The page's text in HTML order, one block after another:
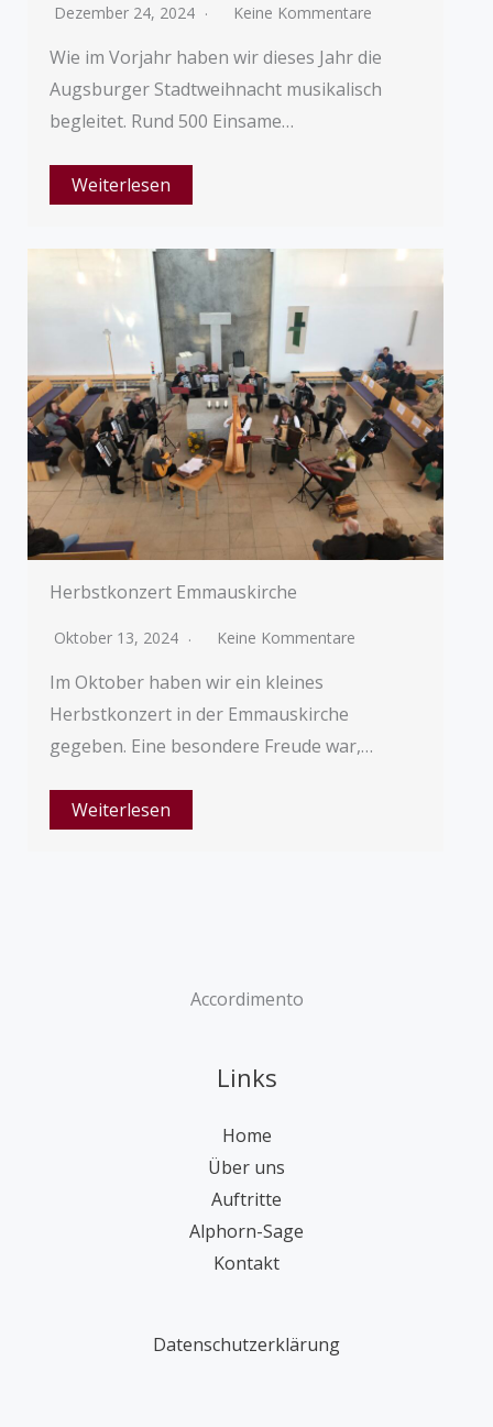
Dezember 24, 2024 Keine Kommentare
Wie im Vorjahr haben wir dieses Jahr die
Augsburger Stadtweihnacht musikalisch
begleitet. Rund 500 Einsame…
Weiterlesen
Herbstkonzert Emmauskirche
Oktober 13, 2024 Keine Kommentare
Im Oktober haben wir ein kleines
Herbstkonzert in der Emmauskirche
gegeben. Eine besondere Freude war,…
Weiterlesen
Accordimento
Links
Home
Über uns
Auftritte
Alphorn-Sage
Kontakt
Datenschutzerklärung